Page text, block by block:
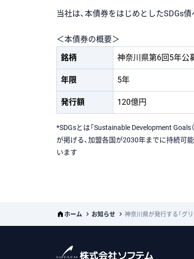
当社は、本債券をはじめとしたSDGs
＜本債券の概要＞
銘柄
神奈川県第6回5年公
年限 5年
発行額 120億円
*SDGsとは「Sustainable Development
が掲げる、加盟各国が2030年までに持続可
います
ホーム お知らせ 神奈川県が発行する「グ